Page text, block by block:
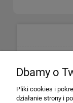
Dbamy o
Pliki cookies i
działanie strony i